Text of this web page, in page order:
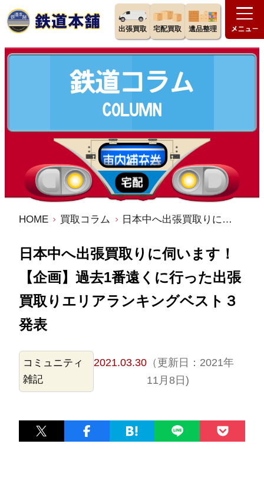
出張買取 宅配買取 遺品整理
HOME 買取コラム 日本中へ出張買取りに伺います！【企画】過去1番遠くに行った出張買取りエリアランキングベスト３発表
日本中へ出張買取りに伺います！
【企画】過去1番遠くに行った出張
買取りエリアランキングベスト３
発表
コミュニティ
雑記
2021.03.30（更新日：2021年
11月8日)